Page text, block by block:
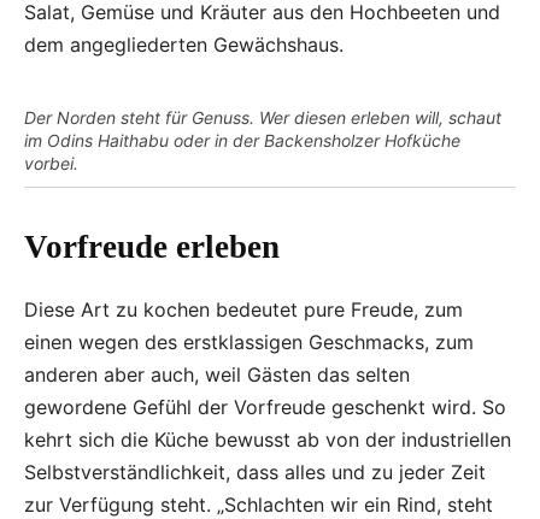
Salat, Gemüse und Kräuter aus den Hochbeeten und
dem angegliederten Gewächshaus.
Der Norden steht für Genuss. Wer diesen erleben will, schaut
im Odins Haithabu oder in der Backensholzer Hofküche
vorbei.
Vorfreude erleben
Diese Art zu kochen bedeutet pure Freude, zum
einen wegen des erstklassigen Geschmacks, zum
anderen aber auch, weil Gästen das selten
gewordene Gefühl der Vorfreude geschenkt wird. So
kehrt sich die Küche bewusst ab von der industriellen
Selbstverständlichkeit, dass alles und zu jeder Zeit
zur Verfügung steht. „Schlachten wir ein Rind, steht